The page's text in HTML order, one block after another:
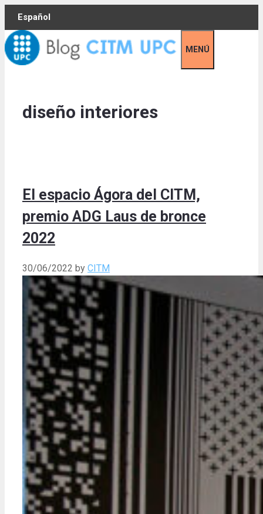
Skip
content
Español
MENÚ
diseño interiores
El espacio Ágora del CITM,
premio ADG Laus de bronce
2022
30/06/2022 by CITM